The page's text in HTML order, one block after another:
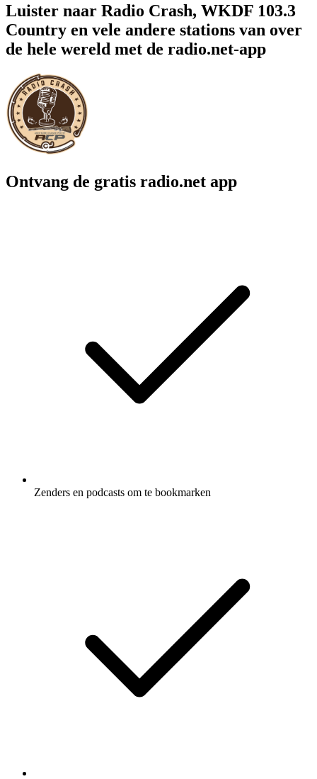
Luister naar Radio Crash, WKDF 103.3
Country en vele andere stations van over
de hele wereld met de radio.net-app
Ontvang de gratis radio.net app
Zenders en podcasts om te bookmarken